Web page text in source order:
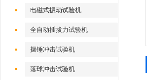
电磁式振动试验机
全自动插拔力试验机
摆锤冲击试验机
落球冲击试验机